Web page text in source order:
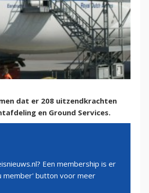
dat er 208 uitzendkrachten
en Ground Services.
Een membership is er
member' button voor meer